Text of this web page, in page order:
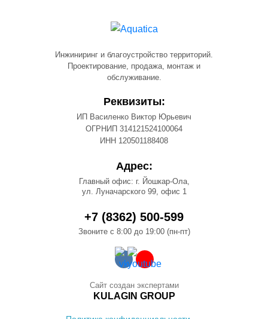
Инжиниринг и благоустройство территорий.
Проектирование, продажа, монтаж и
обслуживание.
Реквизиты:
ИП Василенко Виктор Юрьевич
ОГРНИП 314121524100064
ИНН 120501188408
Адрес:
Главный офис: г. Йошкар-Ола,
ул. Луначарского 99, офис 1
+7 (8362) 500-599
Звоните с 8:00 до 19:00 (пн-пт)
Сайт создан экспертами
KULAGIN GROUP